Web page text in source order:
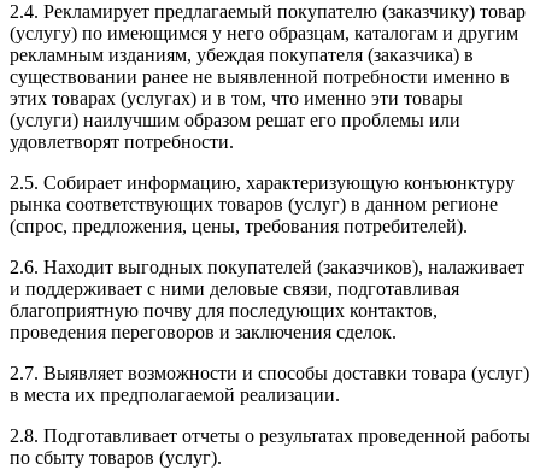
2.4. Рекламирует предлагаемый покупателю (заказчику) товар
(услугу) по имеющимся у него образцам, каталогам и другим
рекламным изданиям, убеждая покупателя (заказчика) в
существовании ранее не выявленной потребности именно в
этих товарах (услугах) и в том, что именно эти товары
(услуги) наилучшим образом решат его проблемы или
удовлетворят потребности.
2.5. Собирает информацию, характеризующую конъюнктуру
рынка соответствующих товаров (услуг) в данном регионе
(спрос, предложения, цены, требования потребителей).
2.6. Находит выгодных покупателей (заказчиков), налаживает
и поддерживает с ними деловые связи, подготавливая
благоприятную почву для последующих контактов,
проведения переговоров и заключения сделок.
2.7. Выявляет возможности и способы доставки товара (услуг)
в места их предполагаемой реализации.
2.8. Подготавливает отчеты о результатах проведенной работы
по сбыту товаров (услуг).